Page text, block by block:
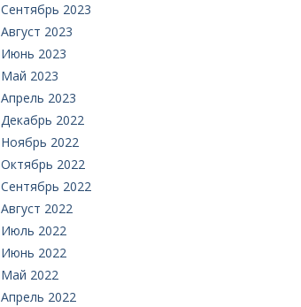
Сентябрь 2023
Август 2023
Июнь 2023
Май 2023
Апрель 2023
Декабрь 2022
Ноябрь 2022
Октябрь 2022
Сентябрь 2022
Август 2022
Июль 2022
Июнь 2022
Май 2022
Апрель 2022